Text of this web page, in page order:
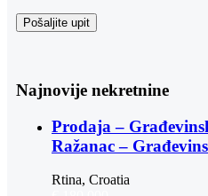
Najnovije nekretnine
Prodaja –
Ražanac –
Rtina, Croatia